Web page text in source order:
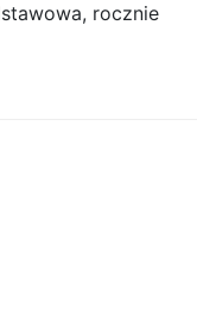
rocznie